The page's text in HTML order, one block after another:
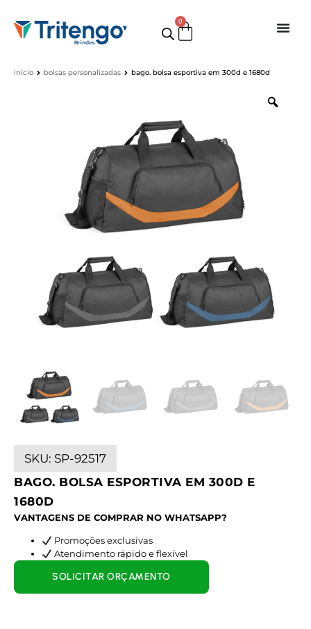
0
início bolsas personalizadas bago. bolsa esportiva em 300d e 1680d
SKU: SP-92517
BAGO. BOLSA ESPORTIVA EM 300D E
1680D
VANTAGENS DE COMPRAR NO WHATSAPP?
Promoções exclusivas
Atendimento rápido e flexível
SOLICITAR ORÇAMENTO